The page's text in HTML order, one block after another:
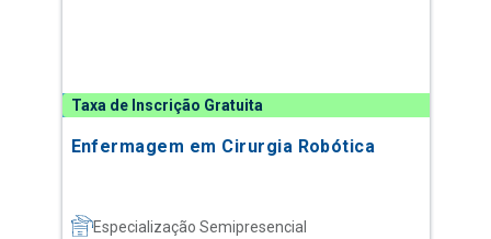
Taxa de Inscrição Gratuita
Enfermagem em Cirurgia Robótica
Especialização Semipresencial